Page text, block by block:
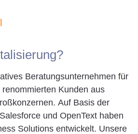
Beratungsunternehmen für
Kunden aus
Auf Basis der
und OpenText haben
Solutions entwickelt. Unsere